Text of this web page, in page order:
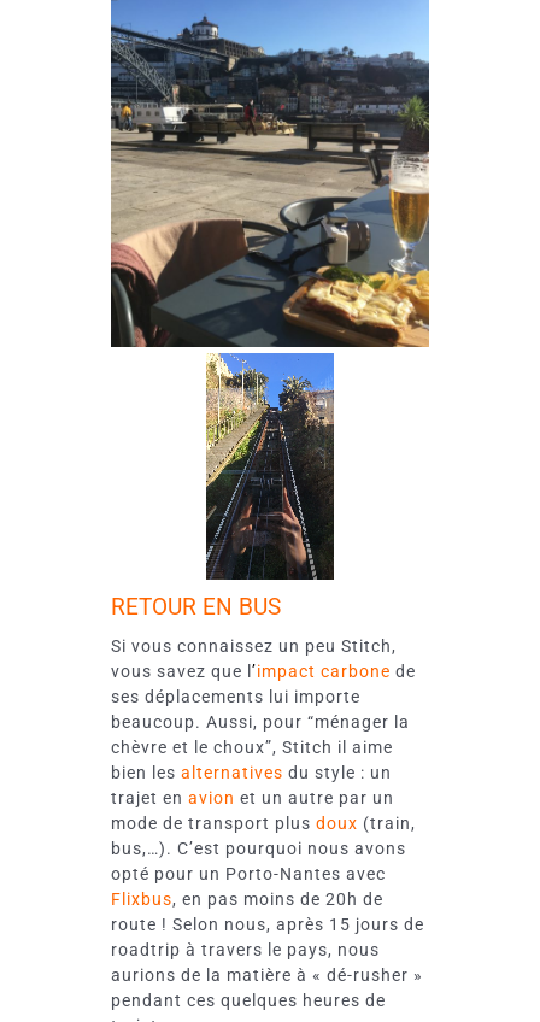
RETOUR EN BUS
Si vous connaissez un peu Stitch,
vous savez que l’impact carbone de
ses déplacements lui importe
beaucoup. Aussi, pour “ménager la
chèvre et le choux”, Stitch il aime
bien lesalternatives du style : un
trajet enavion et un autre par un
mode de transport plusdoux (train,
bus,…). C’est pourquoi nous avons
opté pour un Porto-Nantes avec
Flixbus, en pas moins de 20h de
route ! Selon nous, après 15 jours de
roadtrip à travers le pays, nous
aurions de la matière à « dé-rusher »
pendant ces quelques heures de